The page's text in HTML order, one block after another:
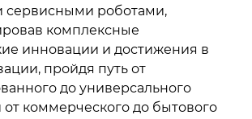
сервисными роботами,
комплексные
инновации и достижения в
пройдя путь от
до универсального
коммерческого до бытового